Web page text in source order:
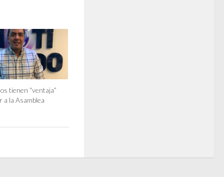
tienen “ventaja”
a la Asamblea